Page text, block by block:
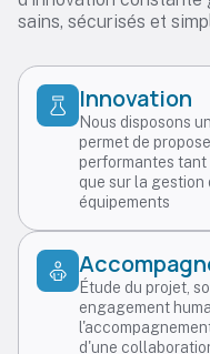
sains, sécurisés et
Innovation
Nous disposons
permet de
performantes
que sur la gestion
équipements
Étude du projet,
engagement
d'une